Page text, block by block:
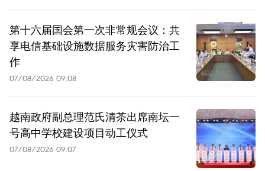
第十六届国会第一次非常规会议：共
享电信基础设施数据服务灾害防治工
作
07/08/2026 09:08
越南政府副总理范氏清茶出席南坛一
号高中学校建设项目动工仪式
07/08/2026 09:07